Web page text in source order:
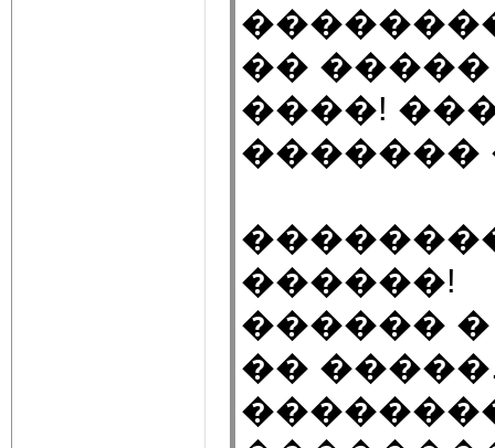
�� �����
����!
�������
������!
������
��